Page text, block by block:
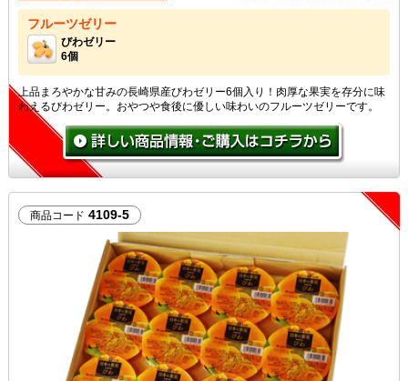
フルーツゼリー
びわゼリー
6個
上品まろやかな甘みの長崎県産びわゼリー6個入り！肉厚な果実を存分に味
わえるびわゼリー。おやつや食後に優しい味わいのフルーツゼリーです。
商品コード 4109-5